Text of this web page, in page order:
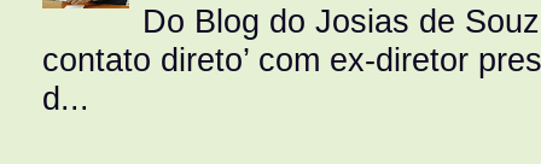
Do Blog do Josias de
contato direto’ com ex-diretor
d...